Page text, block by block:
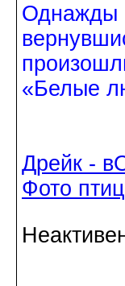
Однажды
«Белые
Дрейк -
Фото